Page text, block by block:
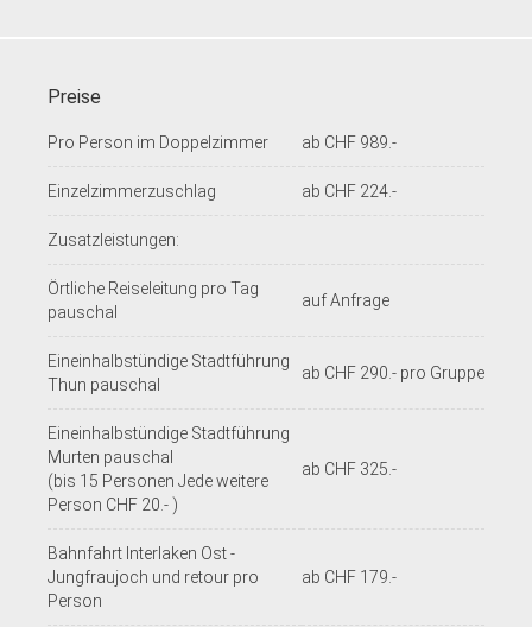
Preise
Pro Person im Doppelzimmer ab CHF 989.-
Einzelzimmerzuschlag ab CHF 224.-
Zusatzleistungen:
Örtliche Reiseleitung pro Tag
pauschal
auf Anfrage
Eineinhalbstündige Stadtführung
Thun pauschal
ab CHF 290.- pro Gruppe
Eineinhalbstündige Stadtführung
Murten pauschal
(bis 15 Personen Jede weitere
Person CHF 20.- )
ab CHF 325.-
Bahnfahrt Interlaken Ost -
Jungfraujoch und retour pro
Person
ab CHF 179.-